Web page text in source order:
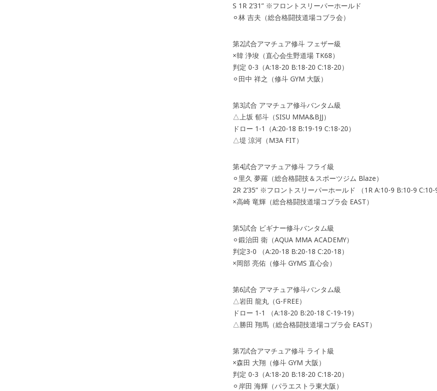
S 1R 2’31” ※フロントスリーパーホールド
⚪︎林 吉夫（総合格闘技道場コブラ会）
第2試合アマチュア修斗 フェザー級
×韓 浄埈（直心会生野道場 TK68）
判定 0-3（A:18-20 B:18-20 C:18-20）
⚪︎田中 祥之（修斗 GYM 大阪）
第3試合 アマチュア修斗バンタム級
△上坂 郁斗（SISU MMA&BJJ）
ドロー 1-1（A:20-18 B:19-19 C:18-20）
△堤 涼河（M3A FIT）
第4試合アマチュア修斗 フライ級
⚪︎里久 夢羅（総合格闘技＆スポーツジム Blaze）
2R 2’35” ※フロントスリーパーホールド （1R A:10-9 B:10-9 C:10-
×高崎 竜輝（総合格闘技道場コブラ会 EAST）
第5試合 ビギナー修斗バンタム級
⚪︎鍛治田 衛（AQUA MMA ACADEMY）
判定3-0 （A:20-18 B:20-18 C:20-18）
×岡部 亮佑（修斗 GYMS 直心会）
第6試合 アマチュア修斗バンタム級
△岩田 龍丸（G-FREE）
ドロー 1-1 （A:18-20 B:20-18 C-19-19）
△勝田 翔馬（総合格闘技道場コブラ会 EAST）
第7試合アマチュア修斗 ライト級
×森田 大翔（修斗 GYM 大阪）
判定 0-3（A:18-20 B:18-20 C:18-20）
⚪︎岸田 海輝（パラエストラ東大阪）